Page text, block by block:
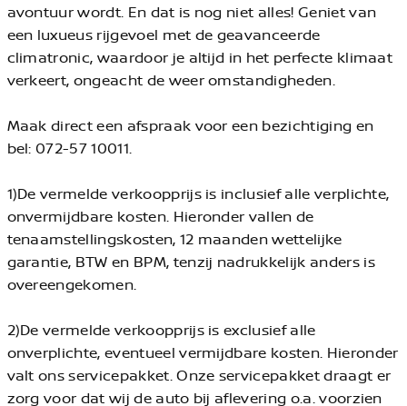
avontuur wordt. En dat is nog niet alles! Geniet van
een luxueus rijgevoel met de geavanceerde
climatronic, waardoor je altijd in het perfecte klimaat
verkeert, ongeacht de weer omstandigheden.
Maak direct een afspraak voor een bezichtiging en
bel: 072-57 10011.
1)De vermelde verkoopprijs is inclusief alle verplichte,
onvermijdbare kosten. Hieronder vallen de
tenaamstellingskosten, 12 maanden wettelijke
garantie, BTW en BPM, tenzij nadrukkelijk anders is
overeengekomen.
2)De vermelde verkoopprijs is exclusief alle
onverplichte, eventueel vermijdbare kosten. Hieronder
valt ons servicepakket. Onze servicepakket draagt er
zorg voor dat wij de auto bij aflevering o.a. voorzien